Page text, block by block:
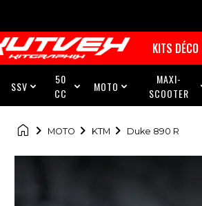
KITS DÉCO
SSV 
50
CC
 MOTO 
MAXI-
SCOOTER
 MOTO KTM Duke 890 R